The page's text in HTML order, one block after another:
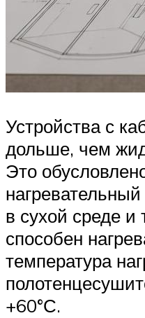
Устройства с
дольше, чем
Это
в сухой среде
способен
температура
+60°С.